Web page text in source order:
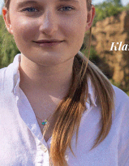
Articolo precedente
Due Galli nel pollaio nella nona
giornata del campionato di serie C
silver
Ultime Notizie